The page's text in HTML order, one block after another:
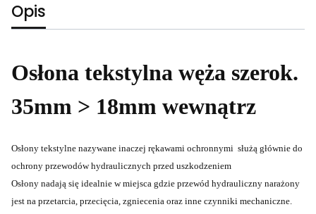
Opis
Osłona tekstylna węża szerok.
35mm > 18mm wewnątrz
Osłony tekstylne nazywane inaczej rękawami ochronnymi służą głównie do
ochrony przewodów hydraulicznych przed uszkodzeniem
Osłony nadają się idealnie w miejsca gdzie przewód hydrauliczny narażony
jest na przetarcia, przecięcia, zgniecenia oraz inne czynniki mechaniczne.